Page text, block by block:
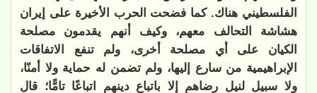
الفلسطيني هناك. كما فضحت الحرب الأخيرة على إيران
هشاشة التحالف معهم، وكيف أنهم يقدمون مصلحة
الكيان على أي مصلحة أخرى، ولم تنفع الاتفاقات
الإبراهيمية من سارع إليها، ولم تضمن له حماية ولا أمنًا،
ولا سبيل لنيل رضاهم إلا باتباع دينهم اتباعًا تامًّا؛ قال